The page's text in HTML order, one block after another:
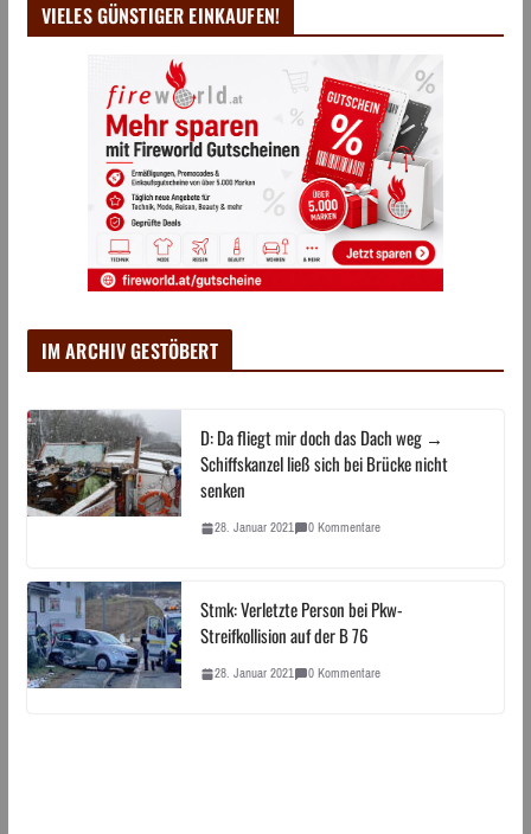
VIELES GÜNSTIGER EINKAUFEN!
IM ARCHIV GESTÖBERT
D: Da fliegt mir doch das Dach weg →
Schiffskanzel ließ sich bei Brücke nicht
senken
28. Januar 2021 0 Kommentare
Stmk: Verletzte Person bei Pkw-
Streifkollision auf der B 76
28. Januar 2021 0 Kommentare